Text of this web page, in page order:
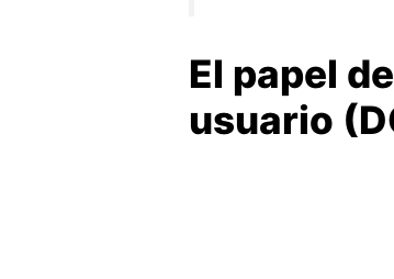
El papel
usuario